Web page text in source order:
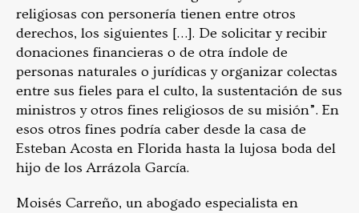
religiosas con personería tienen entre otros
derechos, los siguientes […]. De solicitar y recibir
donaciones financieras o de otra índole de
personas naturales o jurídicas y organizar colectas
entre sus fieles para el culto, la sustentación de sus
ministros y otros fines religiosos de su misión”. En
esos otros fines podría caber desde la casa de
Esteban Acosta en Florida hasta la lujosa boda del
hijo de los Arrázola García.
Moisés Carreño, un abogado especialista en